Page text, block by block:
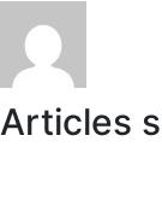
Articles